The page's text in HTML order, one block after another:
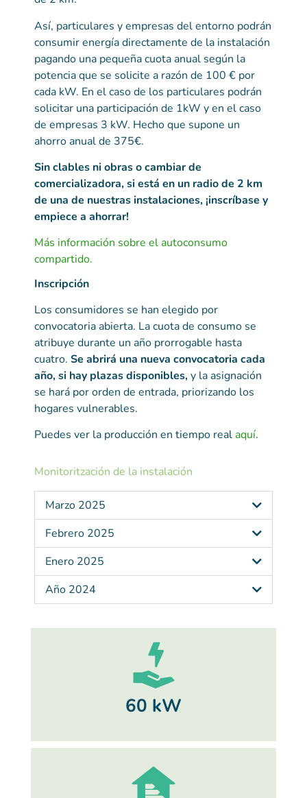
Así, particulares y empresas del entorno podrán
consumir energía directamente de la instalación
pagando una pequeña cuota anual según la
potencia que se solicite a razón de 100 € por
cada kW. En el caso de los particulares podrán
solicitar una participación de 1kW y en el caso
de empresas 3 kW. Hecho que supone un
ahorro anual de 375€.
Sin clables ni obras o cambiar de
comercializadora, si está en un radio de 2 km
de una de nuestras instalaciones, ¡inscríbase y
empiece a ahorrar!
Más información sobre el autoconsumo
compartido.
Inscripción
Los consumidores se han elegido por
convocatoria abierta. La cuota de consumo se
atribuye durante un año prorrogable hasta
cuatro. Se abrirá una nueva convocatoria cada
año, si hay plazas disponibles,y la asignación
se hará por orden de entrada, priorizando los
hogares vulnerables.
Puedes ver la producción en tiempo real aquí.
Monitoritzación de la instalación
Marzo 2025
Febrero 2025
Enero 2025
Año 2024
60 kW